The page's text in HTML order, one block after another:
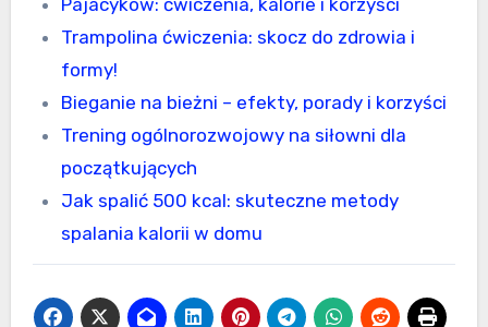
Trampolina ćwiczenia: skocz do zdrowia i
formy!
Bieganie na bieżni – efekty, porady i korzyści
Trening ogólnorozwojowy na siłowni dla
początkujących
Jak spalić 500 kcal: skuteczne metody
spalania kalorii w domu